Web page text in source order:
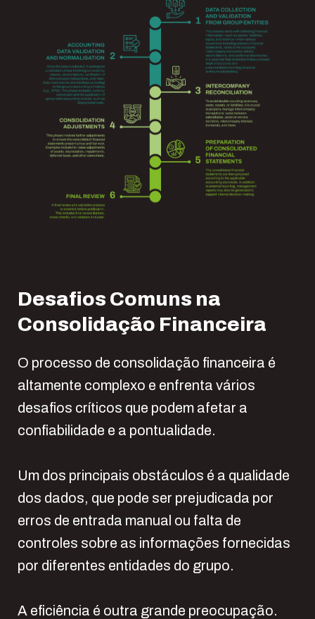
Desafios Comuns na
Consolidação Financeira
O processo de consolidação financeira é
altamente complexo e enfrenta vários
desafios críticos que podem afetar a
confiabilidade e a pontualidade.
Um dos principais obstáculos é a qualidade
dos dados, que pode ser prejudicada por
erros de entrada manual ou falta de
controles sobre as informações fornecidas
por diferentes entidades do grupo.
A eficiência é outra grande preocupação.